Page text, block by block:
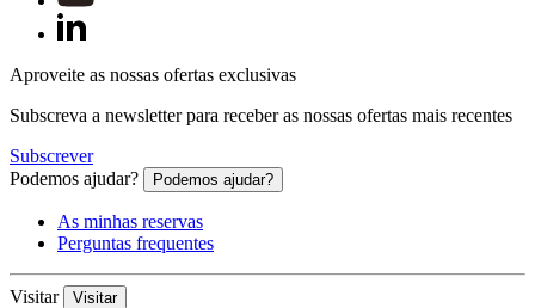
Aproveite as nossas ofertas exclusivas
Subscreva a newsletter para receber as nossas ofertas mais recentes
Subscrever
Podemos ajudar?
Podemos ajudar?
As minhas reservas
Perguntas frequentes
Visitar Visitar